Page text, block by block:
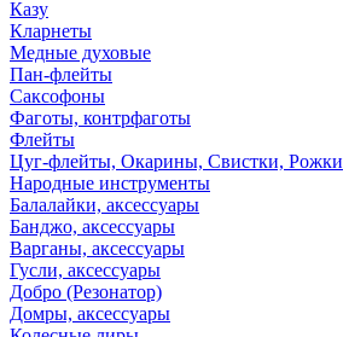
Казу
Кларнеты
Медные духовые
Пан-флейты
Саксофоны
Фаготы, контрфаготы
Флейты
Цуг-флейты, Окарины, Свистки, Рожки
Народные инструменты
Балалайки, аксессуары
Банджо, аксессуары
Варганы, аксессуары
Гусли, аксессуары
Добро (Резонатор)
Домры, аксессуары